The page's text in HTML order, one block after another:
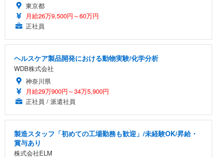
東京都
月給26万9,500円～60万円
正社員
ヘルスケア製品開発における動物実験/化学分析
WDB株式会社
神奈川県
月給29万900円～34万5,900円
正社員 / 派遣社員
製造スタッフ「初めての工場勤務も歓迎」/未経験OK/昇給・
賞与あり
株式会社ELM